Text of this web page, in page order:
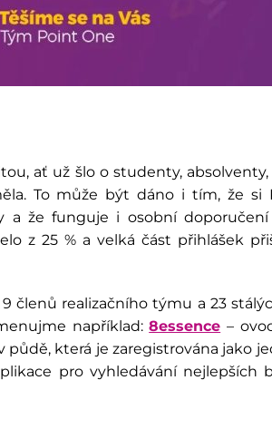
ať už šlo o studenty,
To může být dáno i tím, že
že funguje i osobní doporučení
z 25 % a velká část přihlášek
členů realizačního týmu a 23
například:8essence –
která je zaregistrována jako
pro vyhledávání nejlepších